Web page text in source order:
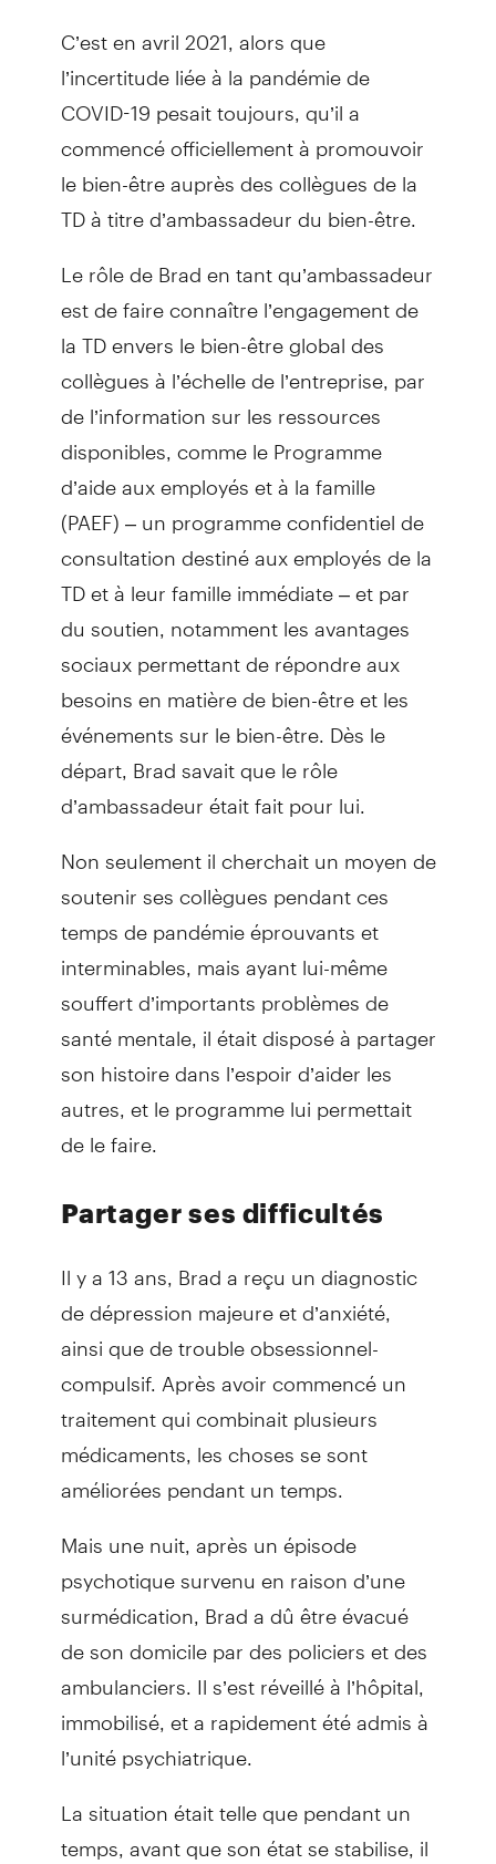
C’est en avril 2021, alors que
l’incertitude liée à la pandémie de
COVID-19 pesait toujours, qu’il a
commencé officiellement à promouvoir
le bien-être auprès des collègues de la
TD à titre d’ambassadeur du bien-être.
Le rôle de Brad en tant qu’ambassadeur
est de faire connaître l’engagement de
la TD envers le bien-être global des
collègues à l’échelle de l’entreprise, par
de l’information sur les ressources
disponibles, comme le Programme
d’aide aux employés et à la famille
(PAEF) – un programme confidentiel de
consultation destiné aux employés de la
TD et à leur famille immédiate – et par
du soutien, notamment les avantages
sociaux permettant de répondre aux
besoins en matière de bien-être et les
événements sur le bien-être. Dès le
départ, Brad savait que le rôle
d’ambassadeur était fait pour lui.
Non seulement il cherchait un moyen de
soutenir ses collègues pendant ces
temps de pandémie éprouvants et
interminables, mais ayant lui-même
souffert d’importants problèmes de
santé mentale, il était disposé à partager
son histoire dans l’espoir d’aider les
autres, et le programme lui permettait
de le faire.
Partager ses difficultés
Il y a 13 ans, Brad a reçu un diagnostic
de dépression majeure et d’anxiété,
ainsi que de trouble obsessionnel-
compulsif. Après avoir commencé un
traitement qui combinait plusieurs
médicaments, les choses se sont
améliorées pendant un temps.
Mais une nuit, après un épisode
psychotique survenu en raison d’une
surmédication, Brad a dû être évacué
de son domicile par des policiers et des
ambulanciers. Il s’est réveillé à l’hôpital,
immobilisé, et a rapidement été admis à
l’unité psychiatrique.
La situation était telle que pendant un
temps, avant que son état se stabilise, il